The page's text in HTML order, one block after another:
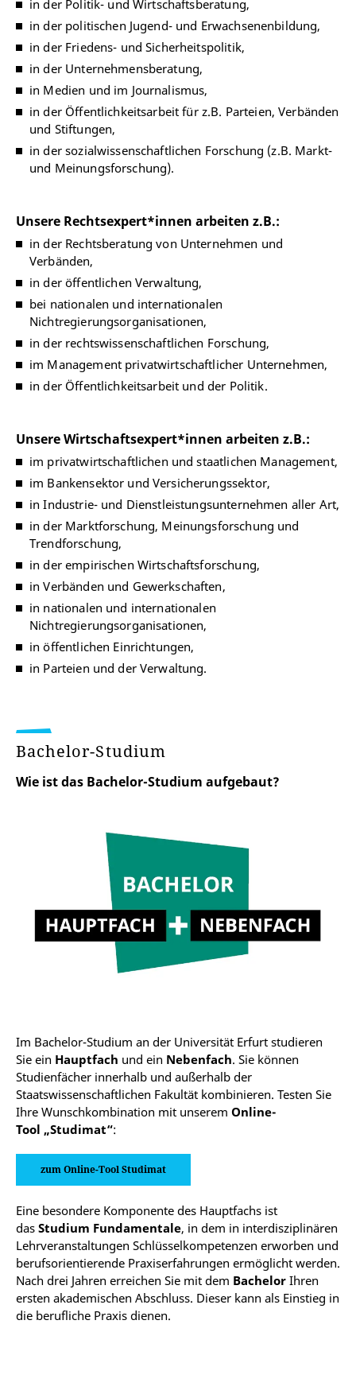
in der Politik- und Wirtschaftsberatung,
in der politischen Jugend- und Erwachsenenbildung,
in der Friedens- und Sicherheitspolitik,
in der Unternehmensberatung,
in Medien und im Journalismus,
in der Öffentlichkeitsarbeit für z.B. Parteien, Verbänden
und Stiftungen,
in der sozialwissenschaftlichen Forschung (z.B. Markt-
und Meinungsforschung).
Unsere Rechtsexpert*innen arbeiten z.B.:
in der Rechtsberatung von Unternehmen und
Verbänden,
in der öffentlichen Verwaltung,
bei nationalen und internationalen
Nichtregierungsorganisationen,
in der rechtswissenschaftlichen Forschung,
im Management privatwirtschaftlicher Unternehmen,
in der Öffentlichkeitsarbeit und der Politik.
Unsere Wirtschaftsexpert*innen arbeiten z.B.:
im privatwirtschaftlichen und staatlichen Management,
im Bankensektor und Versicherungssektor,
in Industrie- und Dienstleistungsunternehmen aller Art,
in der Marktforschung, Meinungsforschung und
Trendforschung,
in der empirischen Wirtschaftsforschung,
in Verbänden und Gewerkschaften,
in nationalen und internationalen
Nichtregierungsorganisationen,
in öffentlichen Einrichtungen,
in Parteien und der Verwaltung.
Bachelor-Studium
Wie ist das Bachelor-Studium aufgebaut?
Im Bachelor-Studium an der Universität Erfurt studieren
Sie ein Hauptfach und ein Nebenfach. Sie können
Studienfächer innerhalb und außerhalb der
Staatswissenschaftlichen Fakultät kombinieren. Testen Sie
Ihre Wunschkombination mit unserem Online-
Tool „Studimat“:
zum Online-Tool Studimat
Eine besondere Komponente des Hauptfachs ist
das Studium Fundamentale, in dem in interdisziplinären
Lehrveranstaltungen Schlüsselkompetenzen erworben und
berufsorientierende Praxiserfahrungen ermöglicht werden.
Nach drei Jahren erreichen Sie mit dem Bachelor Ihren
ersten akademischen Abschluss. Dieser kann als Einstieg in
die berufliche Praxis dienen.